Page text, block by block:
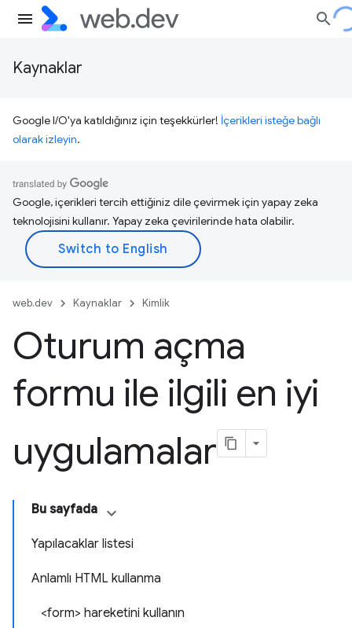
Kaynaklar
Google I/O'ya katıldığınız için teşekkürler! İçerikleri isteğe bağlı
olarak izleyin.
Google, içerikleri tercih ettiğiniz dile çevirmek için yapay zeka
teknolojisini kullanır. Yapay zeka çevirilerinde hata olabilir.
web.dev Kaynaklar Kimlik
Oturum açma
formu ile ilgili en iyi
uygulamalar
Bu sayfada
Yapılacaklar listesi
Anlamlı HTML kullanma
<form> hareketini kullanın